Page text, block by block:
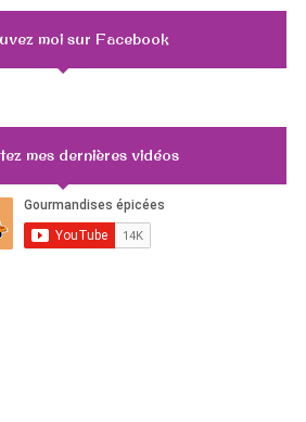
moi sur Facebook
mes dernières vidéos